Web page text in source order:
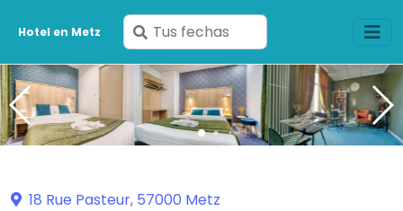
Hotel en Metz
Ingresa
tus
fechas
18 Rue Pasteur, 57000 Metz